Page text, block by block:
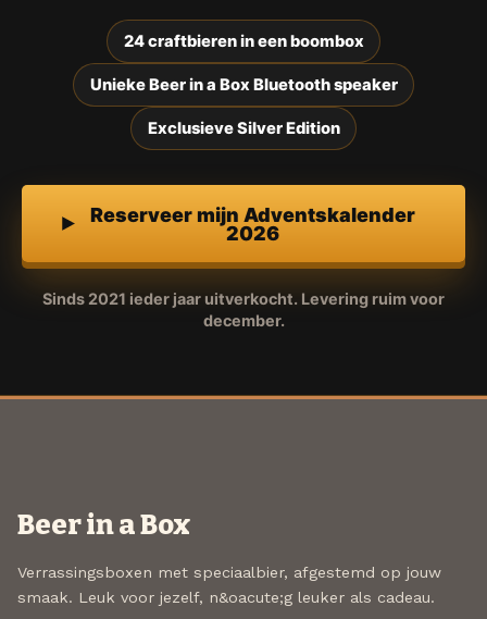
24 craftbieren in een boombox
Unieke Beer in a Box Bluetooth speaker
Exclusieve Silver Edition
Reserveer mijn Adventskalender
2026
Sinds 2021 ieder jaar uitverkocht. Levering ruim voor
december.
Beer in a Box
Verrassingsboxen met speciaalbier, afgestemd op jouw
smaak. Leuk voor jezelf, n&oacute;g leuker als cadeau.